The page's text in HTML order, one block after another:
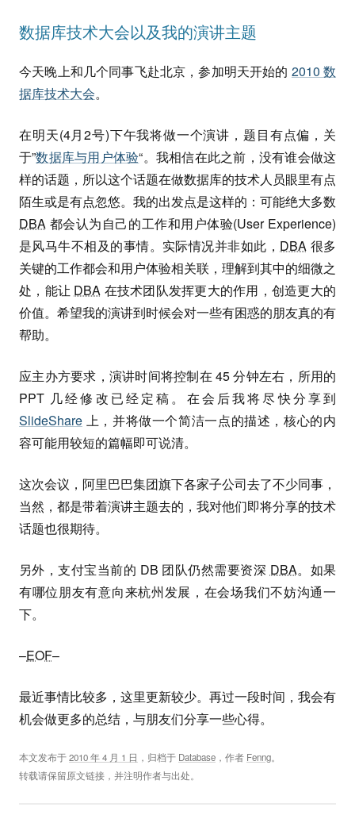
数据库技术大会以及我的演讲主题
今天晚上和几个同事飞赴北京，参加明天开始的 2010 数
据库技术大会。
在明天(4月2号)下午我将做一个演讲，题目有点偏，关
于”数据库与用户体验“。我相信在此之前，没有谁会做这
样的话题，所以这个话题在做数据库的技术人员眼里有点
陌生或是有点忽悠。我的出发点是这样的：可能绝大多数
DBA 都会认为自己的工作和用户体验(User Experience)
是风马牛不相及的事情。实际情况并非如此， DBA 很多
关键的工作都会和用户体验相关联，理解到其中的细微之
处，能让 DBA 在技术团队发挥更大的作用，创造更大的
价值。希望我的演讲到时候会对一些有困惑的朋友真的有
帮助。
应主办方要求，演讲时间将控制在 45 分钟左右，所用的
PPT 几经修改已经定稿。在会后我将尽快分享到
SlideShare 上，并将做一个简洁一点的描述，核心的内
容可能用较短的篇幅即可说清。
这次会议，阿里巴巴集团旗下各家子公司去了不少同事，
当然，都是带着演讲主题去的，我对他们即将分享的技术
话题也很期待。
另外，支付宝当前的 DB 团队仍然需要资深 DBA。如果
有哪位朋友有意向来杭州发展，在会场我们不妨沟通一
下。
–EOF–
最近事情比较多，这里更新较少。再过一段时间，我会有
机会做更多的总结，与朋友们分享一些心得。
本文发布于2010 年 4 月 1 日 ，归档于 Database ，作者 Fenng。
转载请保留原文链接，并注明作者与出处。